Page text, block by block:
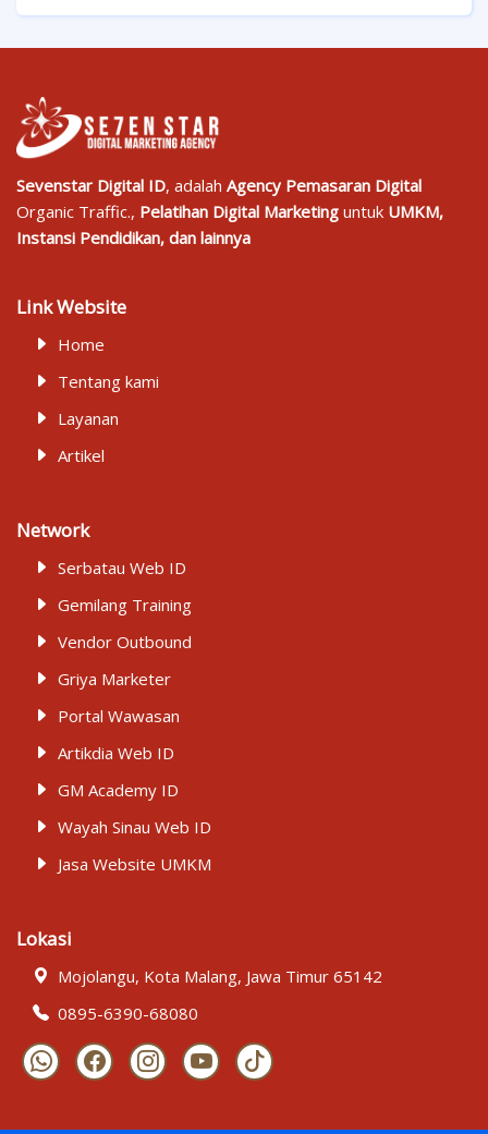
Sevenstar Digital ID, adalah Agency Pemasaran Digital
Organic Traffic., Pelatihan Digital Marketing untuk UMKM,
Instansi Pendidikan, dan lainnya
Link Website
Home
Tentang kami
Layanan
Artikel
Network
Serbatau Web ID
Gemilang Training
Vendor Outbound
Griya Marketer
Portal Wawasan
Artikdia Web ID
GM Academy ID
Wayah Sinau Web ID
Jasa Website UMKM
Lokasi
Mojolangu, Kota Malang, Jawa Timur 65142
0895-6390-68080